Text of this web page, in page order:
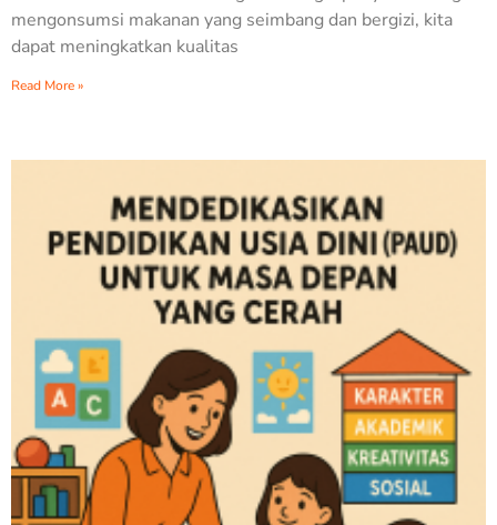
mengonsumsi makanan yang seimbang dan bergizi, kita
dapat meningkatkan kualitas
Read More »